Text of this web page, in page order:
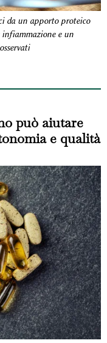
da un apporto proteico
e un
può aiutare
e qualità